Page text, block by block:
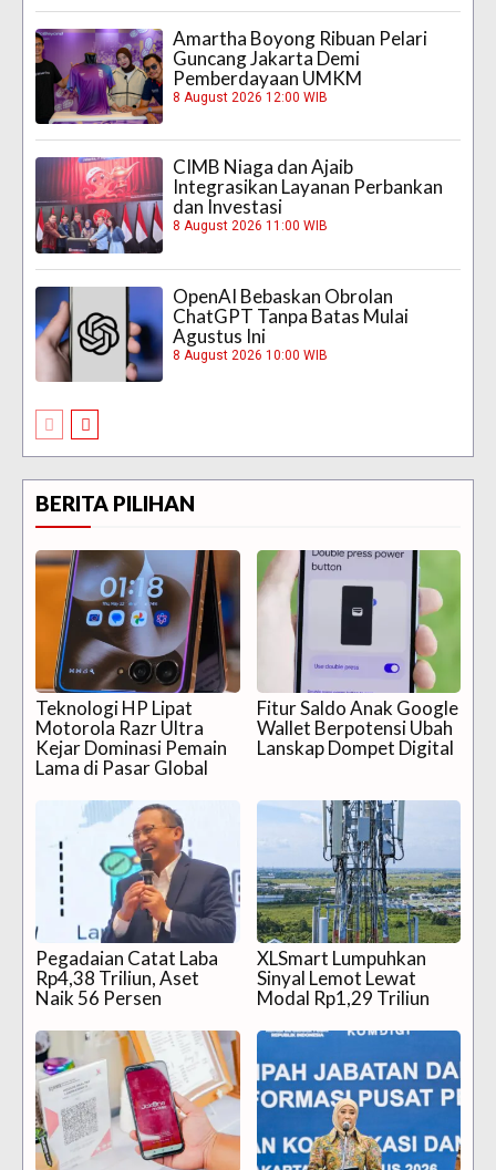
Amartha Boyong Ribuan Pelari
Guncang Jakarta Demi
Pemberdayaan UMKM
8 August 2026 12:00 WIB
CIMB Niaga dan Ajaib
Integrasikan Layanan Perbankan
dan Investasi
8 August 2026 11:00 WIB
OpenAI Bebaskan Obrolan
ChatGPT Tanpa Batas Mulai
Agustus Ini
8 August 2026 10:00 WIB
BERITA PILIHAN
Teknologi HP Lipat
Motorola Razr Ultra
Kejar Dominasi Pemain
Lama di Pasar Global
Fitur Saldo Anak Google
Wallet Berpotensi Ubah
Lanskap Dompet Digital
Pegadaian Catat Laba
Rp4,38 Triliun, Aset
Naik 56 Persen
XLSmart Lumpuhkan
Sinyal Lemot Lewat
Modal Rp1,29 Triliun